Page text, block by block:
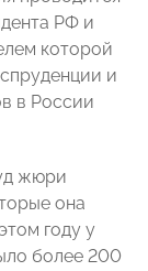
РФ и
которой
и
в России
жюри
она
году у
более 200